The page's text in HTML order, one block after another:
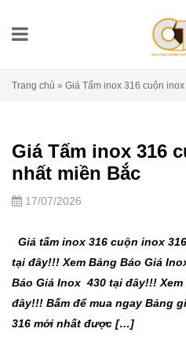
Trang chủ » Giá Tấm inox 316 cuộn
Giá Tấm inox 316
nhất miền Bắc
17/07/2026
Giá tấm inox 316 cuộn inox
tại đây!!! Xem Bảng Báo Giá
Báo Giá Inox 430 tại đây!!!
đây!!! Bấm để mua ngay Bảng
316 mới nhất được […]